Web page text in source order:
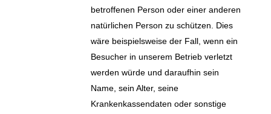
betroffenen Person oder einer anderen
natürlichen Person zu schützen. Dies
wäre beispielsweise der Fall, wenn ein
Besucher in unserem Betrieb verletzt
werden würde und daraufhin sein
Name, sein Alter, seine
Krankenkassendaten oder sonstige